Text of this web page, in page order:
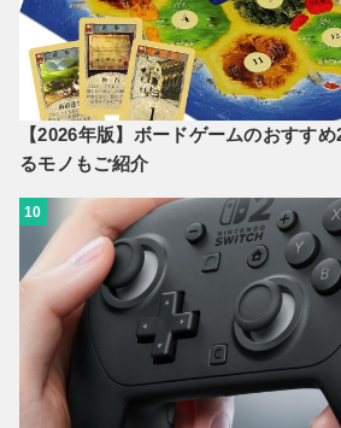
【2026年版】ボードゲームのおすす
るモノもご紹介
10